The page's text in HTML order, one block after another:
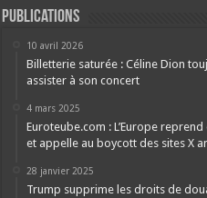
Publications
10 avril 2026
Billetterie saturée : Céline Dion
assister à son concert
4 mars 2025
Euroteube.com : L’Europe
et appelle au boycott des sites X
28 janvier 2025
Trump supprime les droits de